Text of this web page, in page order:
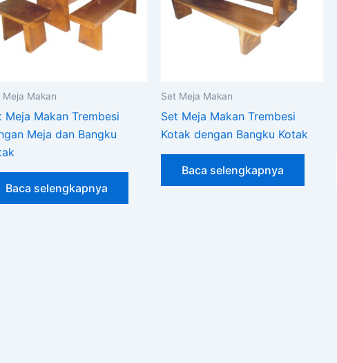
Meja Makan
Meja Makan Trembesi
Meja dan Bangku
Baca selengkapnya
Set Meja Makan
Set Meja Makan Trembesi
Kotak dengan Bangku Kotak
Baca selengkapnya